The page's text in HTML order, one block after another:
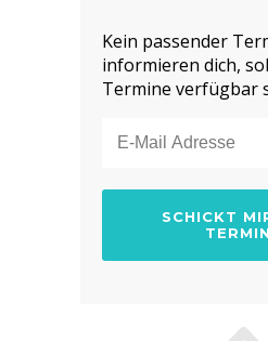
Kein passender
informieren dich,
Termine verfügbar
SCHICKT